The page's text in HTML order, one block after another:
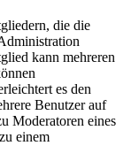
die die
kann mehreren
es den
Benutzer auf
Moderatoren eines
einem